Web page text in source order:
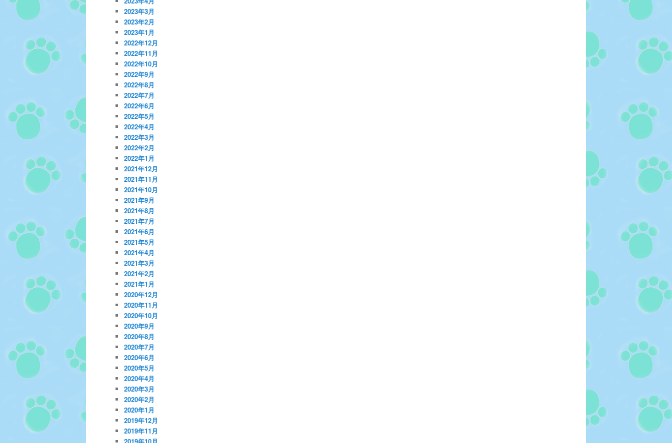
2023年3月
2023年2月
2023年1月
2022年12月
2022年11月
2022年10月
2022年9月
2022年8月
2022年7月
2022年6月
2022年5月
2022年4月
2022年3月
2022年2月
2022年1月
2021年12月
2021年11月
2021年10月
2021年9月
2021年8月
2021年7月
2021年6月
2021年5月
2021年4月
2021年3月
2021年2月
2021年1月
2020年12月
2020年11月
2020年10月
2020年9月
2020年8月
2020年7月
2020年6月
2020年5月
2020年4月
2020年3月
2020年2月
2020年1月
2019年12月
2019年11月